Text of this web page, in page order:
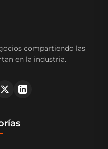
compartiendo las
en la industria.